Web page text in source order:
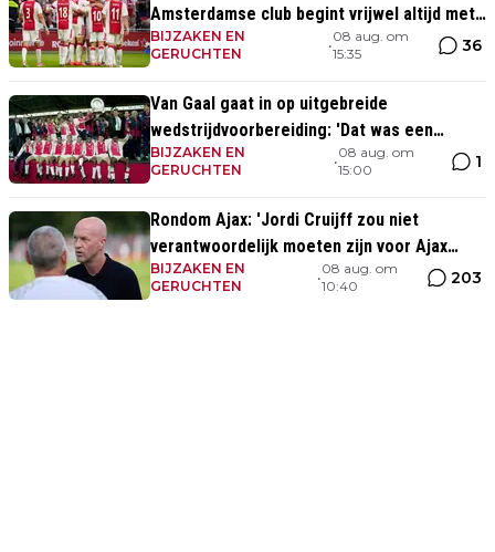
Amsterdamse club begint vrijwel altijd met
zege
BIJZAKEN EN
GERUCHTEN
•
08 aug. om
15:35
36
Van Gaal gaat in op uitgebreide
wedstrijdvoorbereiding: 'Dat was een
aparte discipline, een ritme'
BIJZAKEN EN
GERUCHTEN
•
08 aug. om
15:00
1
Rondom Ajax: 'Jordi Cruijff zou niet
verantwoordelijk moeten zijn voor Ajax
Vrouwen'
BIJZAKEN EN
GERUCHTEN
•
08 aug. om
10:40
203